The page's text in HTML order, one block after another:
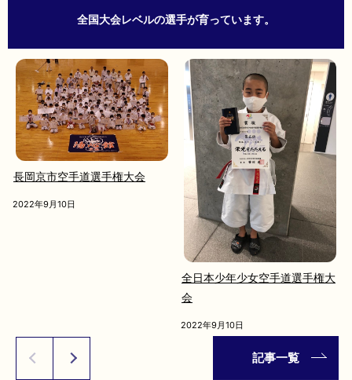
全国大会レベルの選手が育っています。
長岡京市空手道選手権大会
2022年9月10日
全日本少年少女空手道選手権大
会
2022年9月10日
記事一覧